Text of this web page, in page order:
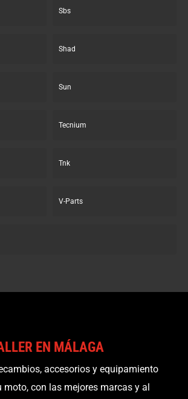
Sbs
Shad
Sun
Tecnium
Tnk
V-Parts
EN MÁLAGA
accesorios y equipamiento
moto, con las mejores marcas y al